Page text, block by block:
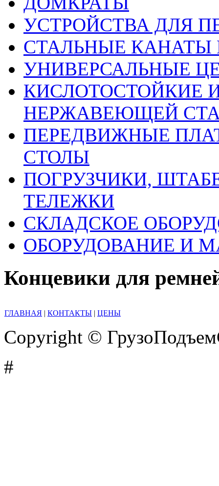
УСТРОЙСТВА ДЛЯ
СТАЛЬНЫЕ
УНИВЕРСАЛЬНЫЕ
КИСЛОТОСТОЙКИЕ
НЕРЖАВЕЮЩЕЙ
ПЕРЕДВИЖНЫЕ
СТОЛЫ
ПОГРУЗЧИКИ,
ТЕЛЕЖКИ
СКЛАДСКОЕ
ОБОРУДОВАНИЕ И
Концевики для
ГЛАВНАЯ | КОНТАКТЫ | ЦЕНЫ
Copyright ©
#